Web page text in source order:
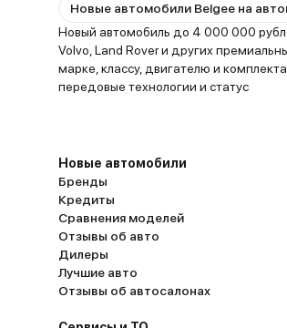
Новые автомобили Belgee на
Новый автомобиль до 4 000 000
Volvo, Land Rover и других
марке, классу, двигателю и
передовые технологии и статус
Новые автомобили
Бренды
Кредиты
Сравнения моделей
Отзывы об авто
Дилеры
Лучшие авто
Отзывы об автосалонах